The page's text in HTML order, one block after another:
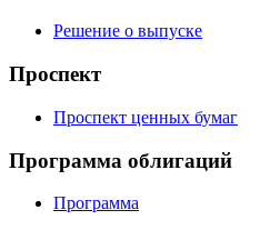
Условия эмиссии
Уведомления о выпуске и
Решение о выпуске
Проспект
Проспект ценных бумаг